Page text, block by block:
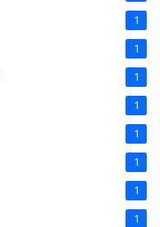
1
1
1
1
1
1
1
1